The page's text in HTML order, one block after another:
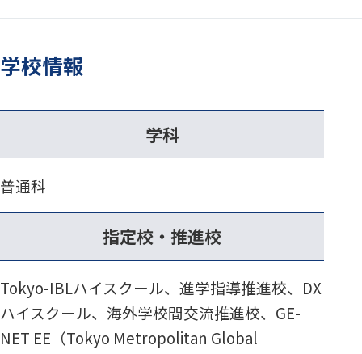
学校情報
学科
普通科
指定校・推進校
Tokyo-IBLハイスクール、進学指導推進校、DX
ハイスクール、海外学校間交流推進校、GE-
NET EE（Tokyo Metropolitan Global